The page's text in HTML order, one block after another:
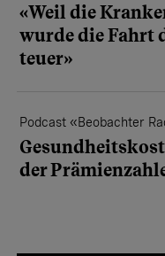
«Weil die
wurde die Fahrt
teuer»
Podcast «Beobachter
der